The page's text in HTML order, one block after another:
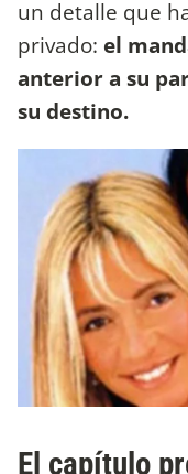
un detalle que
privado: el
anterior a su
su destino.
El capítulo